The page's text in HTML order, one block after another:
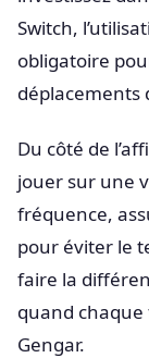
Switch,
obligatoire
déplacements
Du côté de
jouer sur une
fréquence,
pour éviter le
faire la
quand chaque
Gengar.